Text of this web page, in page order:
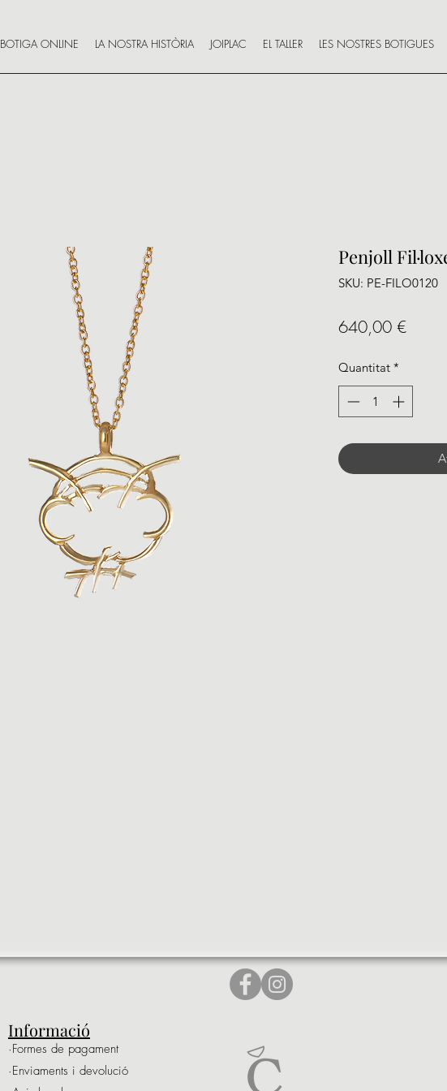
BOTIGA ONLINE LA NOSTRA HISTÒRIA JOIPLAC EL TALLER LES NOSTRES BOTIGUES
Penjoll
SKU: PE-FILO0120
640,00 €Price
Quantitat *
Informació
·Formes de pagament
·Enviaments i devolució